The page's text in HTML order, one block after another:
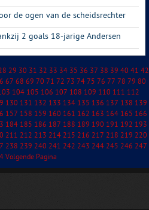
de ogen van de scheidsrechter
2 goals 18-jarige Andersen
29 30 31 32 33 34 35 36 37 38 39 40 41 42
67 68 69 70 71 72 73 74 75 76 77 78 79 80
104 105 106 107 108 109 110 111 112
130 131 132 133 134 135 136 137 138 139
157 158 159 160 161 162 163 164 165 166
184 185 186 187 188 189 190 191 192 193
211 212 213 214 215 216 217 218 219 220
238 239 240 241 242 243 244 245 246 247
Volgende Pagina